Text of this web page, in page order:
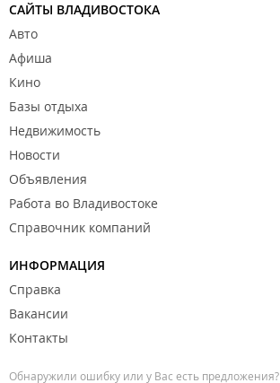
САЙТЫ ВЛАДИВОСТОКА
Авто
Афиша
Кино
Базы отдыха
Недвижимость
Новости
Объявления
Работа во Владивостоке
Справочник компаний
ИНФОРМАЦИЯ
Справка
Вакансии
Контакты
Обнаружили ошибку или у Вас есть предложения?